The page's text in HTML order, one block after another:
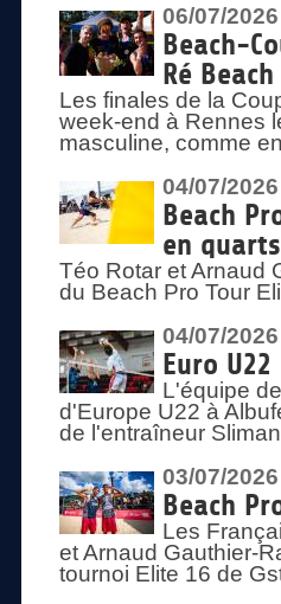
06/07/2026
Beach-
Ré
Les finales de la
week-end à Rennes
masculine, comme
04/07/2026
Beach
en quarts
Téo Rotar et Arnaud
du Beach Pro Tour
04/07/2026
Euro
L'équipe
d'Europe U22 à
de l'entraîneur
03/07/2026
Beach
Les
et Arnaud Gauthier-
tournoi Elite 16 de